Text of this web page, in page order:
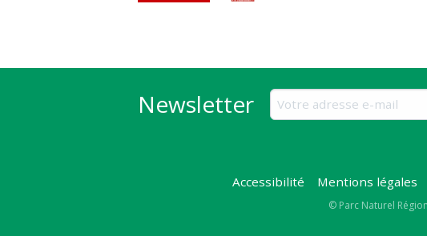
Newsletter
Accessibilité Mentions légales
Copyright
© Parc Naturel